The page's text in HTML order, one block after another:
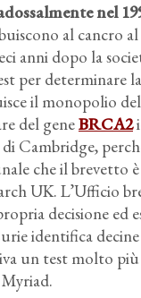
nel
al cancro
anni dopo la
per determinare
il monopolio
del geneBRCA2
Cambridge,
che il brevetto
UK. L’Ufficio
decisione ed
identifica
un test molto